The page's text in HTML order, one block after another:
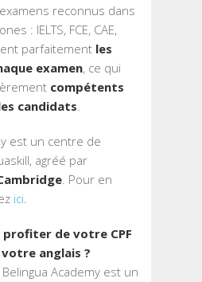
reconnus dans
: IELTS, FCE, CAE,
parfaitement les
examen, ce qui
compétents
candidats.
est un centre de
agréé par
. Pour en
ici.
profiter de votre CPF
anglais ?
Academy est un